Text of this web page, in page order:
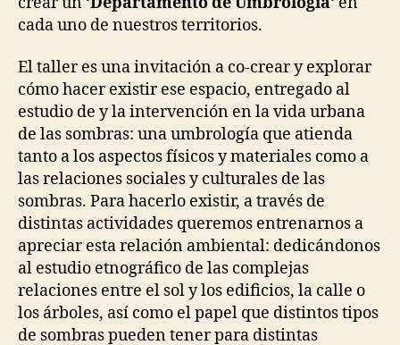
cada uno de nuestros territorios.
El taller es una invitación a co-crear y explorar
cómo hacer existir ese espacio, entregado al
estudio de y la intervención en la vida urbana
de las sombras: una umbrología que atienda
tanto a los aspectos físicos y materiales como a
las relaciones sociales y culturales de las
sombras. Para hacerlo existir, a través de
distintas actividades queremos entrenarnos a
apreciar esta relación ambiental: dedicándonos
al estudio etnográfico de las complejas
relaciones entre el sol y los edificios, la calle o
los árboles, así como el papel que distintos tipos
de sombras pueden tener para distintas